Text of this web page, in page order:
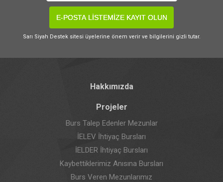
E-POSTA LİSTEMİZE KAYIT OLUN
Sarı Siyah Destek sitesi üyelerine önem verir ve bilgilerini gizli tutar.
Hakkımızda
Projeler
Burs Talep Edenler Mezunlar
İELEV İhtiyaç Bursları
İELDER İhtiyaç Bursları
Kaybettiklerimiz Anısına Bursları
Burs Veren Mezunlarımız